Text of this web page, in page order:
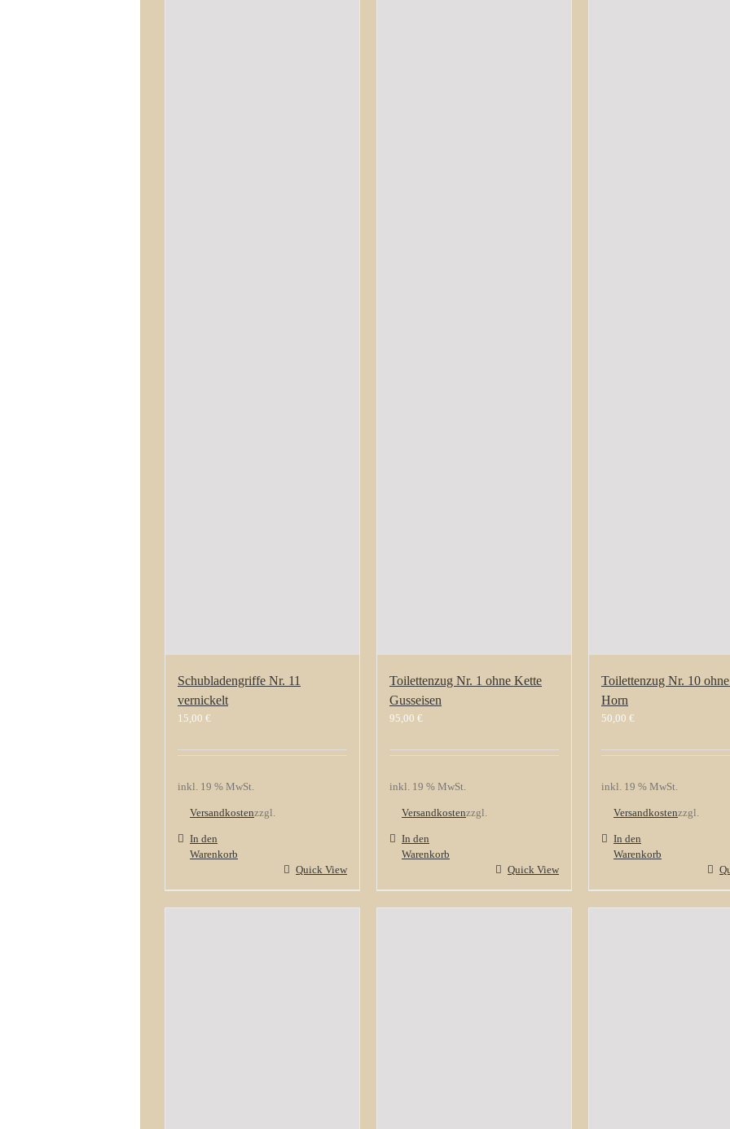
Schubladengriffe Nr. 11
vernickelt
15,00 €
inkl. 19 % MwSt.
zzgl.
Versandkosten
In den
Warenkorb
Quick View
Toilettenzug Nr. 1 ohne Kette
Gusseisen
95,00 €
inkl. 19 % MwSt.
zzgl.
Versandkosten
In den
Warenkorb
Quick View
Toilettenzug Nr. 10
Horn
50,00 €
inkl. 19 % MwSt.
zzgl.
Versandkosten
In den
Warenkorb